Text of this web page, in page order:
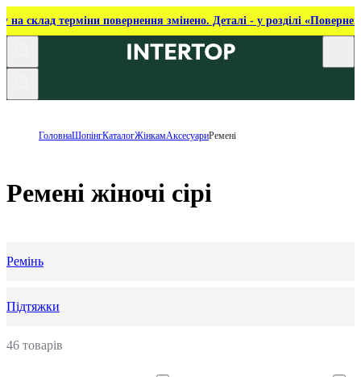
на склад терміни повернення змінено. Деталі - у розділі
ГоловнаШопінгКаталогЖінкамАксесуариРемені
Ремені жіночі сірі
Ремінь
Підтяжки
46 товарів